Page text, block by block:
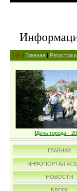
14+ | Главная |
[День города -
ГЛАВНАЯ
ИНФОПОРТАЛ
НОВОСТИ